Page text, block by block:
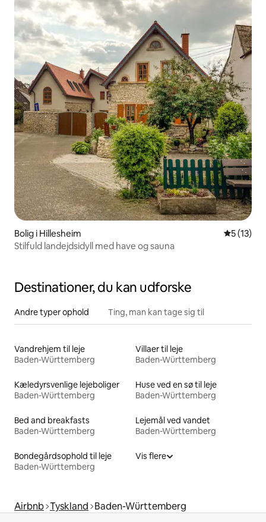
Bolig i Hillesheim 5 ud af 5
5 (13)
Stilfuld landejdsidyll med have og sauna
Destinationer, du kan udforske
Andre typer ophold Ting, man kan tage sig til
Vandrehjem til leje
Baden-Württemberg
Villaer til leje
Baden-Württemberg
Kæledyrsvenlige lejeboliger
Baden-Württemberg
Huse ved en sø til leje
Baden-Württemberg
Bed and breakfasts
Baden-Württemberg
Lejemål ved vandet
Baden-Württemberg
Bondegårdsophold til leje
Baden-Württemberg
Vis flere
Airbnb Tyskland Baden-Württemberg